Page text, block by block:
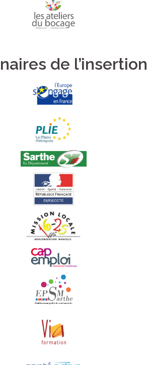
de l’insertion